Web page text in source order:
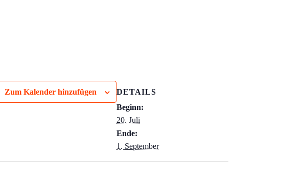
Zum Kalender hinzufügen
DETAILS
Beginn:
20. Juli
Ende:
1. September